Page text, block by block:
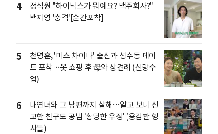
4
정석원 "하이닉스가 뭐예요? 맥주회사?"
백지영 '충격'[순간포착]
5
천명훈, '미스 차이나' 출신과 성수동 데이
트 포착…옷 쇼핑 후 母와 상견례 (신랑수
업)
6
내연녀와 그 남편까지 살해…알고 보니 신
고한 친구도 공범 '황당한 우정' (용감한 형
사들)